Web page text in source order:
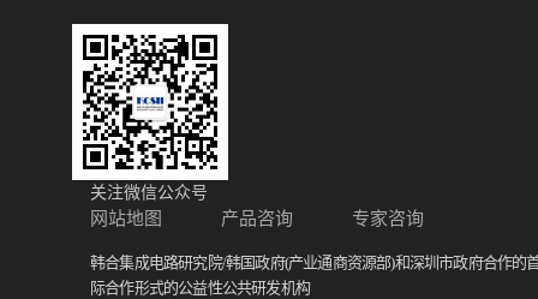
关注微信公众号
网站地图 产品咨询 专家咨询
韩合集成电路研究院/韩国政府(产业通商资源部)和深圳市政府合作的
际合作形式的公益性公共研发机构